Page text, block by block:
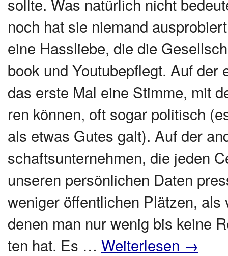
noch hat sie niemand
eine Hass­lie­be, die die
book und You­tubepflegt. Auf
das ers­te Mal eine Stim­me, mit
ren kön­nen, oft sogar poli­tisch
als etwas Gutes galt). Auf der
schafts­un­ter­neh­men, die jeden
unse­ren per­sön­li­chen Daten
weni­ger öffent­li­chen Plät­zen,
denen man nur wenig bis kei­ne
ten hat. Es … Weiterlesen →